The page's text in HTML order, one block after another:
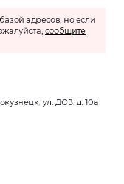
адресов, но если
сообщите
ул. ДОЗ, д. 10а